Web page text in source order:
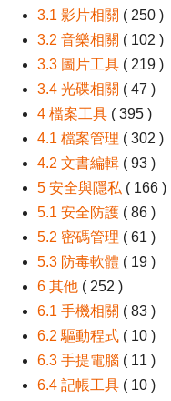
3.1 影片相關 ( 250 )
3.2 音樂相關 ( 102 )
3.3 圖片工具 ( 219 )
3.4 光碟相關 ( 47 )
4 檔案工具 ( 395 )
4.1 檔案管理 ( 302 )
4.2 文書編輯 ( 93 )
5 安全與隱私 ( 166 )
5.1 安全防護 ( 86 )
5.2 密碼管理 ( 61 )
5.3 防毒軟體 ( 19 )
6 其他 ( 252 )
6.1 手機相關 ( 83 )
6.2 驅動程式 ( 10 )
6.3 手提電腦 ( 11 )
6.4 記帳工具 ( 10 )